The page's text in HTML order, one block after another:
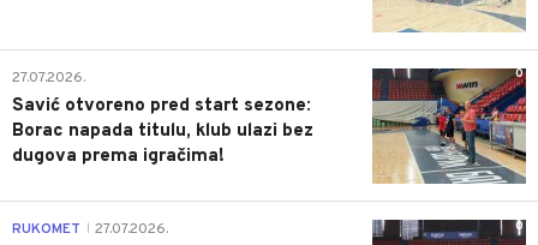
0
27.07.2026.
Savić otvoreno pred start sezone:
Borac napada titulu, klub ulazi bez
dugova prema igračima!
0
RUKOMET 27.07.2026.